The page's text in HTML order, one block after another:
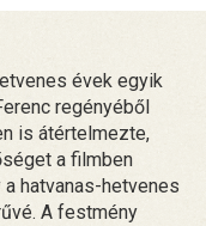
évek egyik
regényéből
is átértelmezte,
a filmben
hatvanas-hetvenes
A festmény